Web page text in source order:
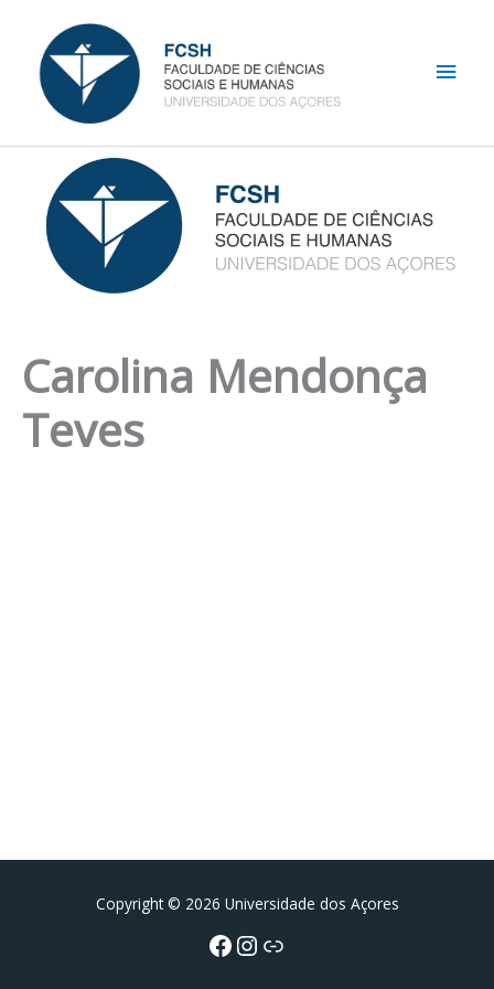
content
Carolina Mendonça
Teves
Copyright © 2026 Universidade dos Açores
Facebook
Instagram da FCTPortal da UAc